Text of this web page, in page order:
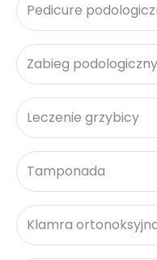
Pedicure
Zabieg podologiczny
Leczenie grzybicy
Tamponada
Klamra